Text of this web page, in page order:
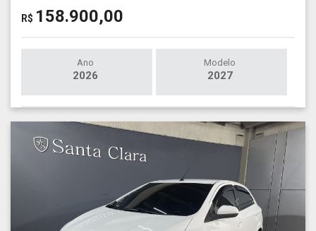
R$ 158.900,00
Ano
2026
Modelo
2027